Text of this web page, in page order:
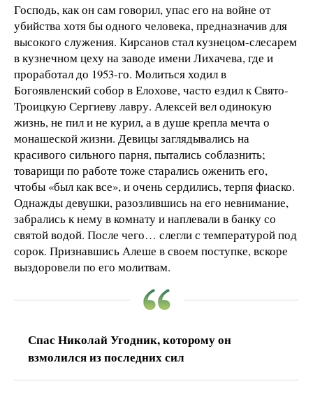
Господь, как он сам говорил, упас его на войне от
убийства хотя бы одного человека, предназначив для
высокого служения. Кирсанов стал кузнецом-слесарем
в кузнечном цеху на заводе имени Лихачева, где и
проработал до 1953-го. Молиться ходил в
Богоявленский собор в Елохове, часто ездил к Свято-
Троицкую Сергиеву лавру. Алексей вел одинокую
жизнь, не пил и не курил, а в душе крепла мечта о
монашеской жизни. Девицы заглядывались на
красивого сильного парня, пытались соблазнить;
товарищи по работе тоже старались оженить его,
чтобы «был как все», и очень сердились, терпя фиаско.
Однажды девушки, разозлившись на его невнимание,
забрались к нему в комнату и наплевали в банку со
святой водой. После чего… слегли с температурой под
сорок. Признавшись Алеше в своем поступке, вскоре
выздоровели по его молитвам.
Спас Николай Угодник, которому он
взмолился из последних сил